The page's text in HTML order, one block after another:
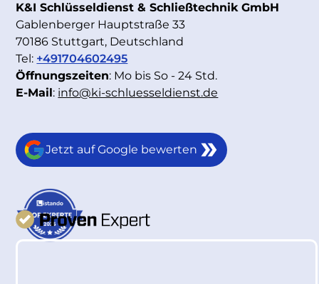
K&I Schlüsseldienst & Schließtechnik GmbH
Gablenberger Hauptstraße 33
70186 Stuttgart, Deutschland
Tel: +491704602495
Öffnungszeiten: Mo bis So - 24 Std.
E-Mail: info@ki-schluesseldienst.de
Jetzt auf Google bewerten